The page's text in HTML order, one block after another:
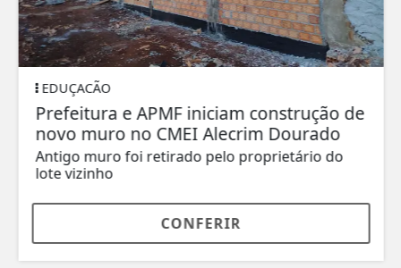
EDUÇACÃO
Prefeitura e APMF iniciam construção de
novo muro no CMEI Alecrim Dourado
Antigo muro foi retirado pelo proprietário do
lote vizinho
CONFERIR